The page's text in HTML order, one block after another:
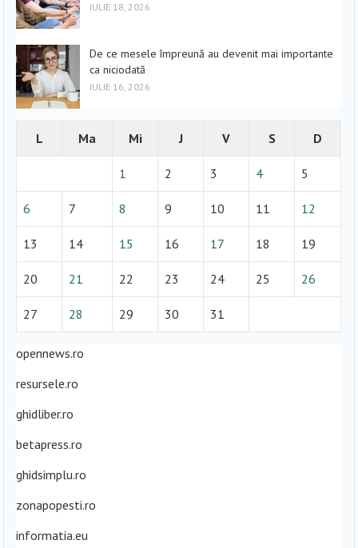
IULIE 18, 2026
De ce mesele împreună au devenit mai importante
ca niciodată
IULIE 16, 2026
L Ma Mi J V S D
1 2 3 4 5
6 7 8 9 10 11 12
13 14 15 16 17 18 19
20 21 22 23 24 25 26
27 28 29 30 31
opennews.ro
resursele.ro
ghidliber.ro
betapress.ro
ghidsimplu.ro
zonapopesti.ro
informatia.eu